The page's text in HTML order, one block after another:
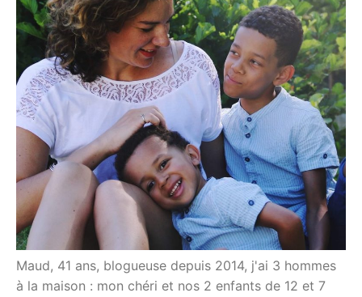
Maud, 41 ans, blogueuse depuis 2014, j'ai 3 hommes
à la maison : mon chéri et nos 2 enfants de 12 et 7